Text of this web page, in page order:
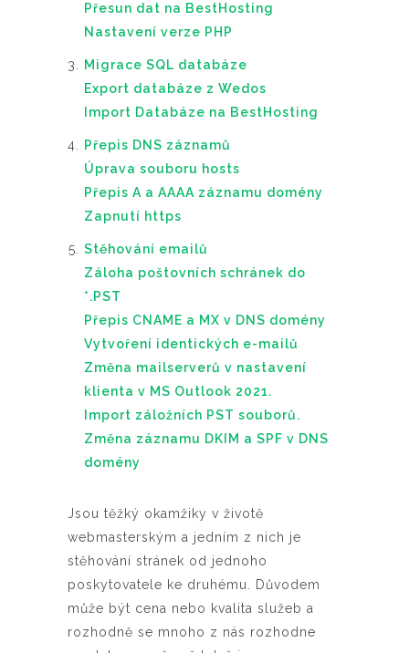
Přesun dat na BestHosting
Nastavení verze PHP
Migrace SQL databáze
Export databáze z Wedos
Import Databáze na BestHosting
Přepis DNS záznamů
Úprava souboru hosts
Přepis A a AAAA záznamu domény
Zapnutí https
Stěhování emailů
Záloha poštovních schránek do
*.PST
Přepis CNAME a MX v DNS domény
Vytvoření identických e-mailů
Změna mailserverů v nastavení
klienta v MS Outlook 2021.
Import záložních PST souborů.
Změna záznamu DKIM a SPF v DNS
domény
Jsou těžký okamžiky v životě
webmasterským a jedním z nich je
stěhování stránek od jednoho
poskytovatele ke druhému. Důvodem
může být cena nebo kvalita služeb a
rozhodně se mnoho z nás rozhodne